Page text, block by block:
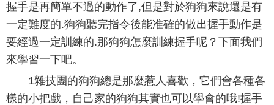
握手是再簡單不過的動作了,但是對於狗狗來說還是有
一定難度的.狗狗聽完指令後能准確的做出握手動作是
要經過一定訓練的.那狗狗怎麼訓練握手呢？下面我們
來學習一下吧。
1雜技團的狗狗總是那麼惹人喜歡，它們會各種各
樣的小把戲，自己家的狗狗其實也可以學會的哦!握手